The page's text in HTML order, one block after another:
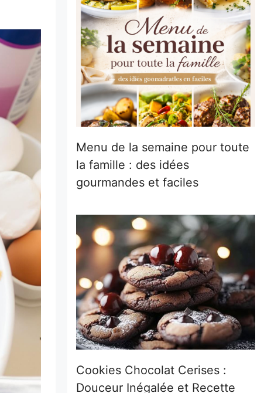
Menu de la semaine pour toute
la famille : des idées
gourmandes et faciles
Cookies Chocolat Cerises :
Douceur Inégalée et Recette